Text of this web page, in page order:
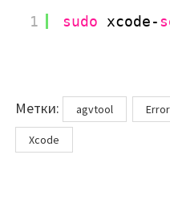
1 sudo xcode-
Метки: Метки
agvtool Error
Xcode